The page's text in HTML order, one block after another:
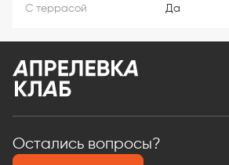
С террасой Да
Остались вопросы?